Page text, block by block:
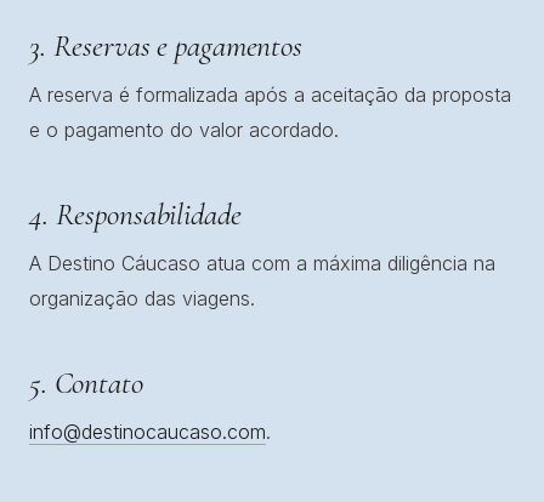
3. Reservas e pagamentos
A reserva é formalizada após a aceitação da proposta
e o pagamento do valor acordado.
4. Responsabilidade
A Destino Cáucaso atua com a máxima diligência na
organização das viagens.
5. Contato
info@destinocaucaso.com.